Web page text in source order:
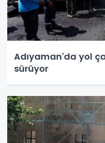
Adıyaman'da yol
sürüyor